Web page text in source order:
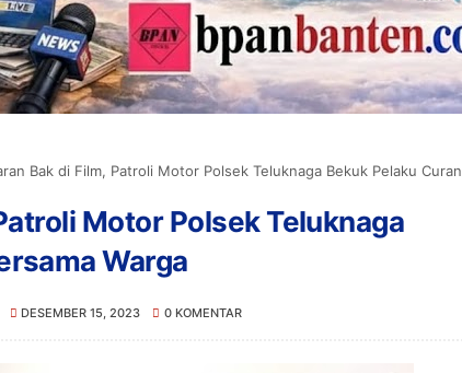
Bak di Film, Patroli Motor Polsek Teluknaga Bekuk Pelaku Curanmor Bersama Warga
Motor Polsek Teluknaga
Warga
DESEMBER 15, 2023 0 KOMENTAR